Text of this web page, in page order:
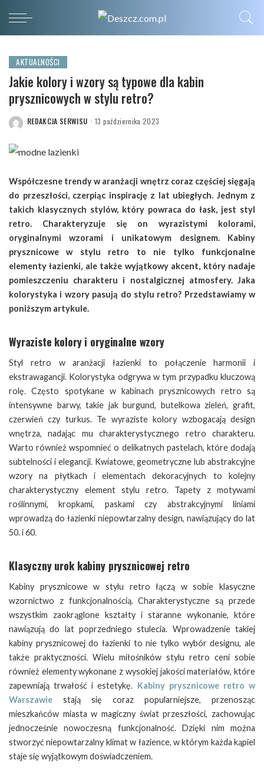
AKTUALNOŚCI
Jakie kolory i wzory są typowe dla kabin
prysznicowych w stylu retro?
POSTED
REDAKCJA SERWISU 13 października 2023
Współczesne trendy w aranżacji wnętrz coraz częściej sięgają
do przeszłości, czerpiąc inspirację z lat ubiegłych. Jednym z
takich klasycznych stylów, który powraca do łask, jest styl
retro. Charakteryzuje się on wyrazistymi kolorami,
oryginalnymi wzorami i unikatowym designem. Kabiny
prysznicowe w stylu retro to nie tylko funkcjonalne
elementy łazienki, ale także wyjątkowy akcent, który nadaje
pomieszczeniu charakteru i nostalgicznej atmosfery. Jaka
kolorystyka i wzory pasują do stylu retro? Przedstawiamy w
poniższym artykule.
Wyraziste kolory i oryginalne wzory
Styl retro w aranżacji łazienki to połączenie harmonii i
ekstrawagancji. Kolorystyka odgrywa w tym przypadku kluczową
rolę. Często spotykane w kabinach prysznicowych retro są
intensywne barwy, takie jak burgund, butelkowa zieleń, grafit,
czerwień czy turkus. Te wyraziste kolory wzbogacają design
wnętrza, nadając mu charakterystycznego retro charakteru.
Warto również wspomnieć o delikatnych pastelach, które dodają
subtelności i elegancji. Kwiatowe, geometryczne lub abstrakcyjne
wzory na płytkach i elementach dekoracyjnych to kolejny
charakterystyczny element stylu retro. Tapety z motywami
roślinnymi, kropkami, paskami czy abstrakcyjnymi liniami
wprowadzą do łazienki niepowtarzalny design, nawiązujący do lat
50. i 60.
Klasyczny urok kabiny prysznicowej retro
Kabiny prysznicowe w stylu retro łączą w sobie klasyczne
wzornictwo z funkcjonalnością. Charakterystyczne są przede
wszystkim zaokrąglone kształty i staranne wykonanie, które
nawiązują do lat poprzedniego stulecia. Wprowadzenie takiej
kabiny prysznicowej do łazienki to nie tylko wybór designu, ale
także praktyczności. Wielu miłośników stylu retro ceni sobie
również elementy wykonane z wysokiej jakości materiałów, które
zapewniają trwałość i estetykę. Kabiny prysznicowe retro w
Warszawie stają się coraz popularniejsze, przenosząc
mieszkańców miasta w magiczny świat przeszłości, zachowując
jednocześnie nowoczesną funkcjonalność. Dzięki nim można
stworzyć niepowtarzalny klimat w łazience, w którym każda kąpiel
staje się wyjątkowym doświadczeniem.